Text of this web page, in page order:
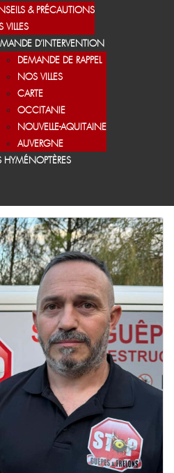
& PRÉCAUTIONS
VILLES
D’INTERVENTION
DEMANDE DE RAPPEL
NOS VILLES
CARTE
OCCITANIE
NOUVELLE-AQUITAINE
AUVERGNE
HYMÉNOPTÈRES